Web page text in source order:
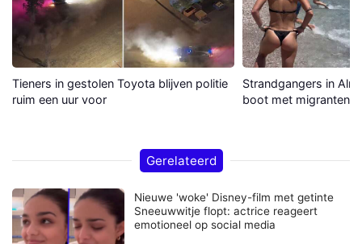
Tieners in gestolen Toyota blijven politie
ruim een uur voor
Strandgangers in
boot met migranten
Gerelateerd
Nieuwe 'woke' Disney-film met getinte
Sneeuwwitje flopt: actrice reageert
emotioneel op social media